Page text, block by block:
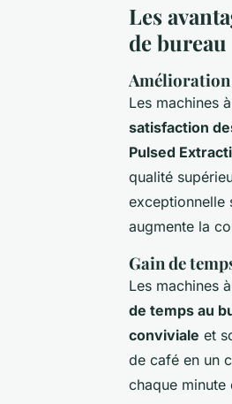
Les
de bureau
Amélioration
Les machines
satisfaction
Pulsed
qualité
exceptionnelle
augmente la
Gain de
Les machines
de temps au
conviviale et
de café en un
chaque minute